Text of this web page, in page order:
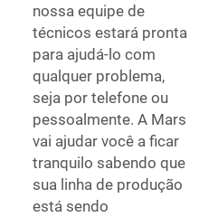
nossa equipe de
técnicos estará pronta
para ajudá-lo com
qualquer problema,
seja por telefone ou
pessoalmente. A Mars
vai ajudar você a ficar
tranquilo sabendo que
sua linha de produção
está sendo